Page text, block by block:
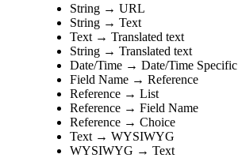
String → URL
String → Text
Text → Translated text
String → Translated text
Date/Time → Date/Time Specific
Field Name → Reference
Reference → List
Reference → Field Name
Reference → Choice
Text → WYSIWYG
WYSIWYG → Text